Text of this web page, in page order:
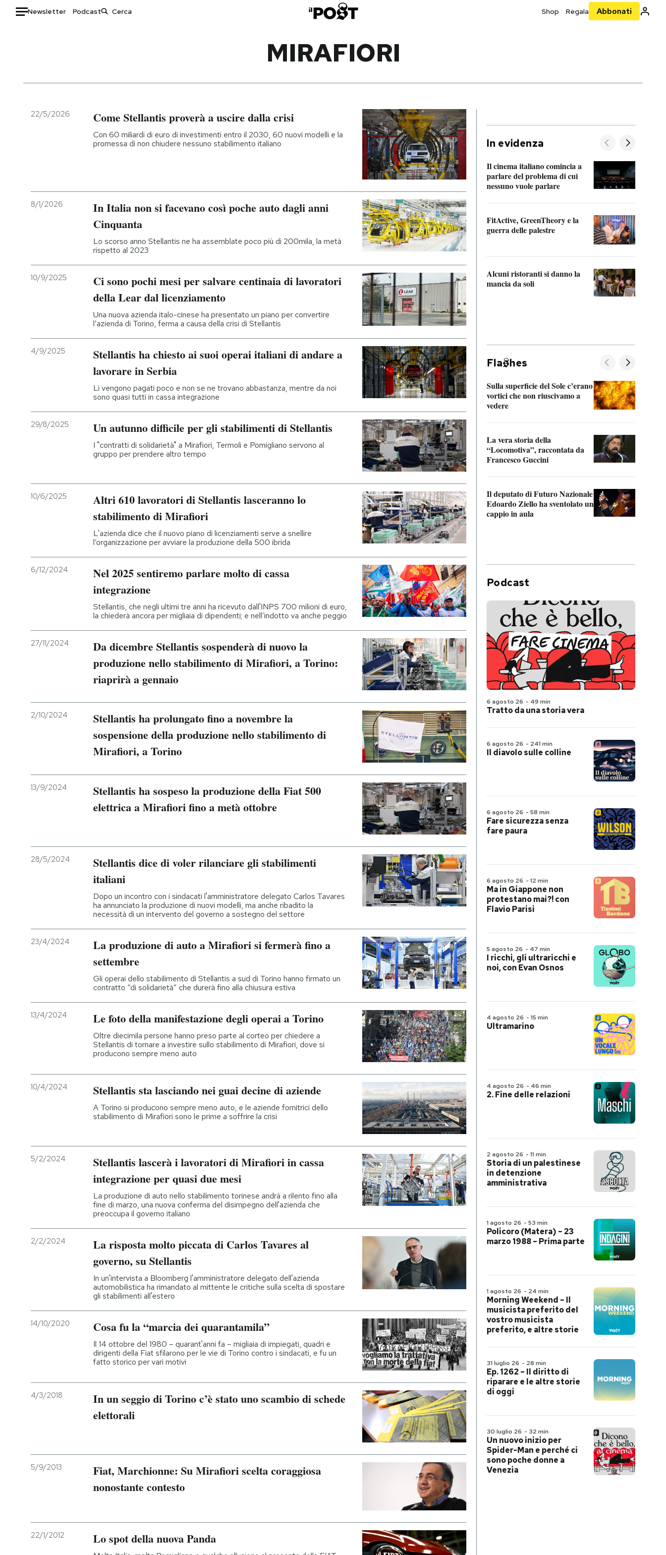
Newsletter Podcast Shop Regala Abbonati
Italia
Politica
Moda
Ok Boomer!
NEWSLETTER
SHOP
Entra
MIRAFIORI
22/5/2026 Come Stellantis proverà a uscire dalla crisi
Con 60 miliardi di euro di investimenti entro il 2030, 60 nuovi modelli e la
promessa di non chiudere nessuno stabilimento italiano
8/1/2026
In Italia non si facevano così poche auto dagli anni
Cinquanta
Lo scorso anno Stellantis ne ha assemblate poco più di 200mila, la metà
rispetto al 2023
10/9/2025
Ci sono pochi mesi per salvare centinaia di lavoratori
della Lear dal licenziamento
Una nuova azienda italo-cinese ha presentato un piano per convertire
l’azienda di Torino, ferma a causa della crisi di Stellantis
4/9/2025
Stellantis ha chiesto ai suoi operai italiani di andare a
lavorare in Serbia
Lì vengono pagati poco e non se ne trovano abbastanza, mentre da noi
sono quasi tutti in cassa integrazione
29/8/2025 Un autunno difficile per gli stabilimenti di Stellantis
I "contratti di solidarietà" a Mirafiori, Termoli e Pomigliano servono al
gruppo per prendere altro tempo
10/6/2025
Altri 610 lavoratori di Stellantis lasceranno lo
stabilimento di Mirafiori
L'azienda dice che il nuovo piano di licenziamenti serve a snellire
l’organizzazione per avviare la produzione della 500 ibrida
6/12/2024
Nel 2025 sentiremo parlare molto di cassa
integrazione
Stellantis, che negli ultimi tre anni ha ricevuto dall'INPS 700 milioni di euro,
la chiederà ancora per migliaia di dipendenti; e nell’indotto va anche peggio
27/11/2024
Da dicembre Stellantis sospenderà di nuovo la
produzione nello stabilimento di Mirafiori, a Torino:
riaprirà a gennaio
2/10/2024
Stellantis ha prolungato fino a novembre la
sospensione della produzione nello stabilimento di
Mirafiori, a Torino
13/9/2024
Stellantis ha sospeso la produzione della Fiat 500
elettrica a Mirafiori fino a metà ottobre
28/5/2024
Stellantis dice di voler rilanciare gli stabilimenti
italiani
Dopo un incontro con i sindacati l'amministratore delegato Carlos Tavares
ha annunciato la produzione di nuovi modelli, ma anche ribadito la
necessità di un intervento del governo a sostegno del settore
23/4/2024
La produzione di auto a Mirafiori si fermerà fino a
settembre
Gli operai dello stabilimento di Stellantis a sud di Torino hanno firmato un
contratto “di solidarietà” che durerà fino alla chiusura estiva
13/4/2024 Le foto della manifestazione degli operai a Torino
Oltre diecimila persone hanno preso parte al corteo per chiedere a
Stellantis di tornare a investire sullo stabilimento di Mirafiori, dove si
producono sempre meno auto
10/4/2024 Stellantis sta lasciando nei guai decine di aziende
A Torino si producono sempre meno auto, e le aziende fornitrici dello
stabilimento di Mirafiori sono le prime a soffrire la crisi
5/2/2024
Stellantis lascerà i lavoratori di Mirafiori in cassa
integrazione per quasi due mesi
La produzione di auto nello stabilimento torinese andrà a rilento fino alla
fine di marzo, una nuova conferma del disimpegno dell'azienda che
preoccupa il governo italiano
2/2/2024
La risposta molto piccata di Carlos Tavares al
governo, su Stellantis
In un'intervista a Bloomberg l'amministratore delegato dell'azienda
automobilistica ha rimandato al mittente le critiche sulla scelta di spostare
gli stabilimenti all'estero
14/10/2020 Cosa fu la “marcia dei quarantamila”
Il 14 ottobre del 1980 – quarant'anni fa – migliaia di impiegati, quadri e
dirigenti della Fiat sfilarono per le vie di Torino contro i sindacati, e fu un
fatto storico per vari motivi
4/3/2018
In un seggio di Torino c’è stato uno scambio di schede
elettorali
5/9/2013
Fiat, Marchionne: Su Mirafiori scelta coraggiosa
nonostante contesto
22/1/2012 Lo spot della nuova Panda
In evidenza
Il cinema italiano comincia a
parlare del problema di cui
nessuno vuole parlare
FitActive, GreenTheory e la
guerra delle palestre
Alcuni ristoranti si danno la
mancia da soli
Fla hes
Sulla superficie del Sole c’erano
vortici che non riuscivamo a
vedere
La vera storia della
“Locomotiva”, raccontata da
Francesco Guccini
Il deputato di Futuro Nazionale
Edoardo Ziello ha sventolato un
cappio in aula
Podcast
6 agosto 26 - 49 min
Tratto da una storia vera
6 agosto 26 - 241 min
Il diavolo sulle colline
6 agosto 26 - 58 min
Fare sicurezza senza
fare paura
6 agosto 26 - 12 min
Ma in Giappone non
protestano mai?! con
Flavio Parisi
5 agosto 26 - 47 min
I ricchi, gli ultraricchi e
noi, con Evan Osnos
4 agosto 26 - 15 min
Ultramarino
4 agosto 26 - 46 min
2. Fine delle relazioni
2 agosto 26 - 11 min
Storia di un palestinese
in detenzione
amministrativa
1 agosto 26 - 53 min
Policoro (Matera) – 23
marzo 1988 – Prima parte
1 agosto 26 - 24 min
Morning Weekend – Il
musicista preferito del
vostro musicista
preferito, e altre storie
31 luglio 26 - 28 min
Ep. 1262 – Il diritto di
riparare e le altre storie
di oggi
30 luglio 26 - 32 min
Un nuovo inizio per
Spider-Man e perché ci
sono poche donne a
Venezia